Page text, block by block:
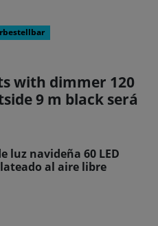
with dimmer 120
9 m black será
luz navideña 60 LED
al aire libre